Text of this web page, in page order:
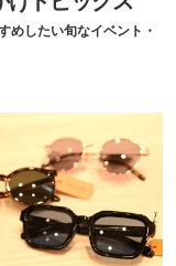
めしたい旬なイベント・